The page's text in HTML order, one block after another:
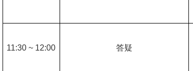
11:30 ~ 12:00 答疑